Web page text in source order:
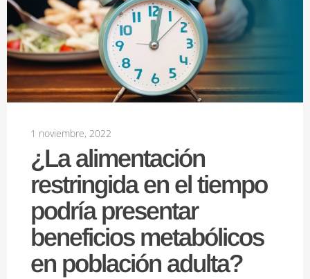
1 noviembre, 2022
¿La alimentación
restringida en el tiempo
podría presentar
beneficios metabólicos
en población adulta?